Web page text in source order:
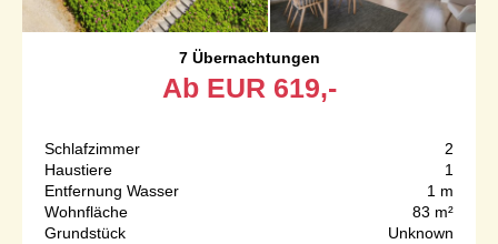
7 Übernachtungen
Ab EUR 619,-
Schlafzimmer
2
Haustiere
1
Entfernung Wasser
1 m
Wohnfläche
83 m²
Grundstück
Unknown